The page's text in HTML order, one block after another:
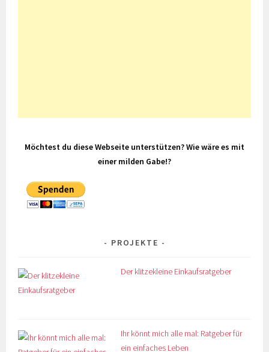
Möchtest du diese Webseite unterstützen? Wie wäre es mit
einer milden Gabe!?
PROJEKTE
Der klitzekleine Einkaufsratgeber
Ihr könnt mich alle mal: Ratgeber für
ein einfaches Leben